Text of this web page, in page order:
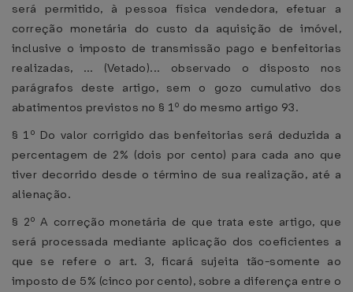
será permitido, à pessoa física vendedora, efetuar a
correção monetária do custo da aquisição de imóvel,
inclusive o imposto de transmissão pago e benfeitorias
realizadas, ... (Vetado)... observado o disposto nos
parágrafos deste artigo, sem o gozo cumulativo dos
abatimentos previstos no § 1º do mesmo artigo 93.
§ 1º Do valor corrigido das benfeitorias será deduzida a
percentagem de 2% (dois por cento) para cada ano que
tiver decorrido desde o término de sua realização, até a
alienação.
§ 2º A correção monetária de que trata este artigo, que
será processada mediante aplicação dos coeficientes a
que se refere o art. 3, ficará sujeita tão-somente ao
imposto de 5% (cinco por cento), sobre a diferença entre o